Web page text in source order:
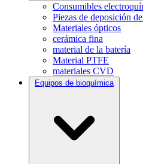
Consumibles
Piezas de deposición
Materiales ópticos
cerámica fina
material de la batería
Material PTFE
materiales CVD
Equipos de bioquímica